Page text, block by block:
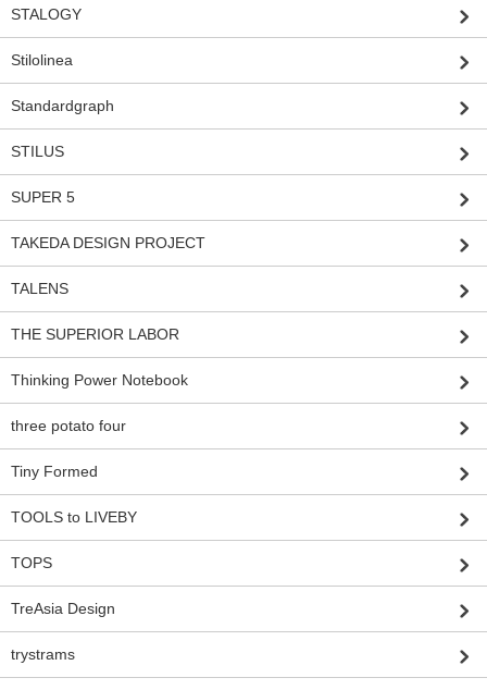
STALOGY
Stilolinea
Standardgraph
STILUS
SUPER 5
TAKEDA DESIGN PROJECT
TALENS
THE SUPERIOR LABOR
Thinking Power Notebook
three potato four
Tiny Formed
TOOLS to LIVEBY
TOPS
TreAsia Design
trystrams